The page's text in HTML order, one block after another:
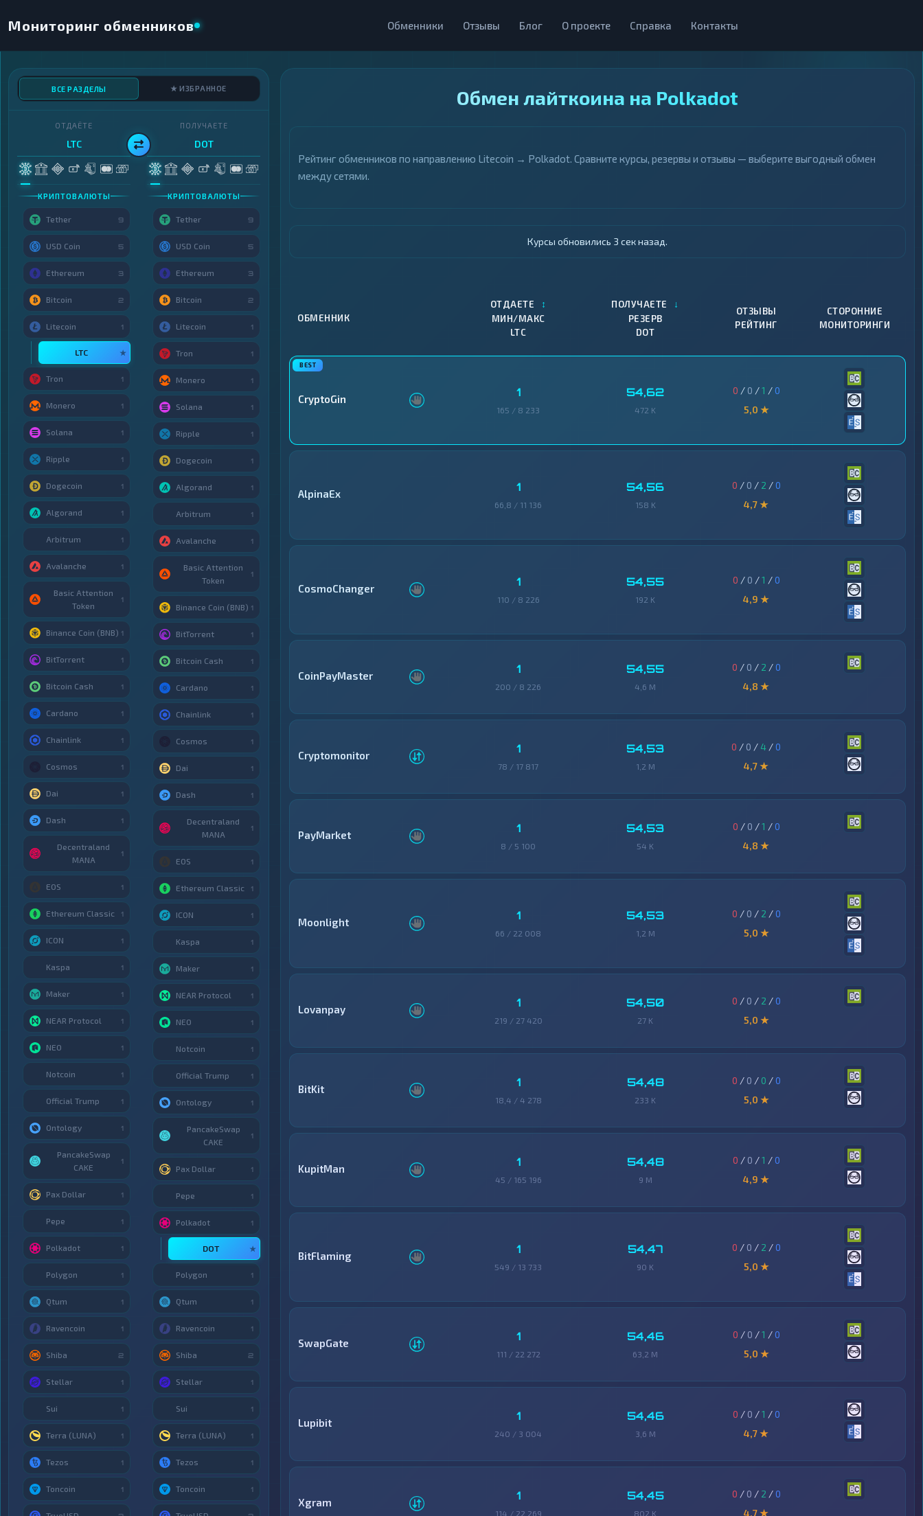
Мониторинг обменников Обменники Отзывы Блог О проекте Справка Контакты
Обмен лайткоина на Polkadot
Рейтинг обменников по направлению Litecoin → Polkadot. Сравните курсы, резервы и отзывы — выберите выгодный обмен
между сетями.
Курсы обновились 4 сек назад.
ОБМЕННИК
ОТДАЕТЕ ↕
МИН/МАКС
LTC
ПОЛУЧАЕТЕ ↓
РЕЗЕРВ
DOT
ОТЗЫВЫ
РЕЙТИНГ
СТОРОННИЕ
МОНИТОРИНГИ
CryptoGin 1
165 / 8 233
54,62
472 K
0 / 0 /1 /0
5,0 ★
AlpinaEx 1
66,8 / 11 136
54,56
158 K
0 / 0 / 2 /0
4,7 ★
CosmoChanger 1
110 / 8 226
54,55
192 K
0 / 0 /1 /0
4,9 ★
CoinPayMaster 1
200 / 8 226
54,55
4,6 M
0 / 0 / 2 /0
4,8 ★
Cryptomonitor 1
78 / 17 817
54,53
1,2 M
0 / 0 / 4 /0
4,7 ★
PayMarket 1
8 / 5 100
54,53
54 K
0 / 0 /1 /0
4,8 ★
Moonlight 1
66 / 22 008
54,53
1,2 M
0 / 0 / 2 /0
5,0 ★
Lovanpay 1
219 / 27 420
54,50
27 K
0 / 0 / 2 /0
5,0 ★
BitKit 1
18,4 / 4 278
54,48
233 K
0 / 0 / 0 /0
5,0 ★
KupitMan 1
45 / 165 196
54,48
9 M
0 / 0 /1 /0
4,9 ★
BitFlaming 1
549 / 13 733
54,47
90 K
0 / 0 / 2 /0
5,0 ★
SwapGate 1
111 / 22 272
54,46
63,2 M
0 / 0 /1 /0
5,0 ★
Lupibit 1
240 / 3 004
54,46
3,6 M
0 / 0 /1 /0
4,7 ★
Xgram 1
114 / 22 269
54,45
802 K
0 / 0 / 2 /0
4,7 ★
ВСЕ РАЗДЕЛЫ ★ ИЗБРАННОЕ
ОТДАЁТЕ
LTC
КРИПТОВАЛЮТЫ
Tether 9
USD Coin 5
Ethereum 3
Bitcoin 2
Litecoin 1
LTC ★
Tron 1
Monero 1
Solana 1
Ripple 1
Dogecoin 1
Algorand 1
Arbitrum 1
Avalanche 1
Basic Attention
Token
1
Binance Coin (BNB) 1
BitTorrent 1
Bitcoin Cash 1
Cardano 1
Chainlink 1
Cosmos 1
Dai 1
Dash 1
Decentraland
MANA
1
EOS 1
Ethereum Classic 1
ICON 1
Kaspa 1
Maker 1
NEAR Protocol 1
NEO 1
Notcoin 1
Official Trump 1
Ontology 1
PancakeSwap
CAKE
1
Pax Dollar 1
Pepe 1
Polkadot 1
Polygon 1
Qtum 1
Ravencoin 1
Shiba 2
Stellar 1
Sui 1
Terra (LUNA) 1
Tezos 1
Toncoin 1
ПОЛУЧАЕТЕ
DOT
КРИПТОВАЛЮТЫ
Tether 9
USD Coin 5
Ethereum 3
Bitcoin 2
Litecoin 1
Tron 1
Monero 1
Solana 1
Ripple 1
Dogecoin 1
Algorand 1
Arbitrum 1
Avalanche 1
Basic Attention
Token
1
Binance Coin (BNB) 1
BitTorrent 1
Bitcoin Cash 1
Cardano 1
Chainlink 1
Cosmos 1
Dai 1
Dash 1
Decentraland
MANA
1
EOS 1
Ethereum Classic 1
ICON 1
Kaspa 1
Maker 1
NEAR Protocol 1
NEO 1
Notcoin 1
Official Trump 1
Ontology 1
PancakeSwap
CAKE
1
Pax Dollar 1
Pepe 1
Polkadot 1
DOT ★
Polygon 1
Qtum 1
Ravencoin 1
Shiba 2
Stellar 1
Sui 1
Terra (LUNA) 1
Tezos 1
Toncoin 1